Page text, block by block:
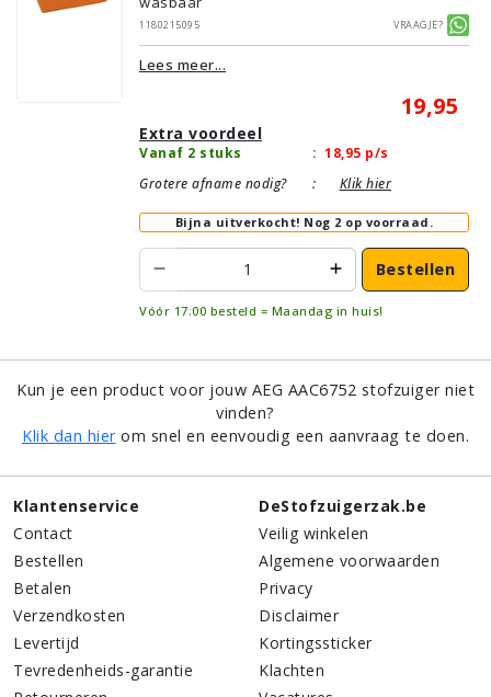
1180215095
Vraagje?
Lees meer...
19,95
Extra voordeel
Vanaf 2 stuks : 18,95 p/s
Grotere afname nodig?
: Klik hier
Bijna uitverkocht! Nog 2 op voorraad.
Bestellen
Vóór 17:00 besteld = Maandag in huis!
Kun je een product voor jouw AEG AAC6752 stofzuiger niet
vinden?
Klik dan hierom snel en eenvoudig een aanvraag te doen.
Klantenservice
Contact
Bestellen
Betalen
Verzendkosten
Levertijd
Tevredenheids-garantie
DeStofzuigerzak.be
Veilig winkelen
Algemene voorwaarden
Privacy
Disclaimer
Kortingssticker
Klachten